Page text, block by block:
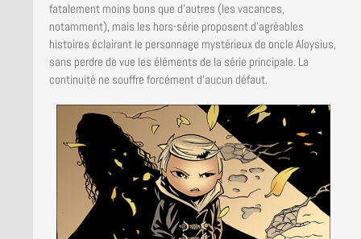
fatalement moins bons que d’autres (les vacances,
notamment), mais les hors-série proposent d’agréables
histoires éclairant le personnage mystérieux de oncle Aloysius,
sans perdre de vue les éléments de la série principale. La
continuité ne souffre forcément d’aucun défaut.